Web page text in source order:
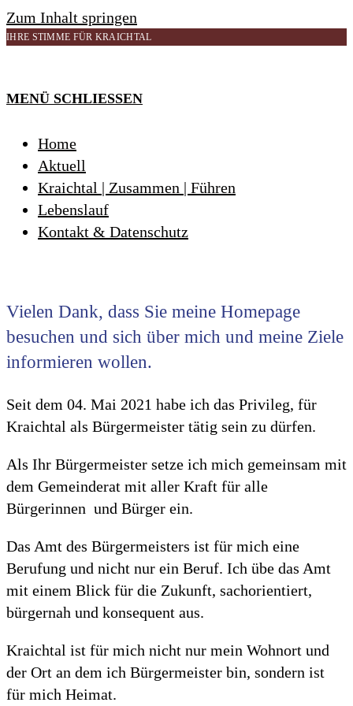
Zum Inhalt springen
IHRE STIMME FÜR KRAICHTAL
MENÜ SCHLIESSEN
Home
Aktuell
Kraichtal | Zusammen | Führen
Lebenslauf
Kontakt & Datenschutz
Vielen Dank, dass Sie meine Homepage
besuchen und sich über mich und meine Ziele
informieren wollen.
Seit dem 04. Mai 2021 habe ich das Privileg, für
Kraichtal als Bürgermeister tätig sein zu dürfen.
Als Ihr Bürgermeister setze ich mich gemeinsam mit
dem Gemeinderat mit aller Kraft für alle
Bürgerinnen und Bürger ein.
Das Amt des Bürgermeisters ist für mich eine
Berufung und nicht nur ein Beruf. Ich übe das Amt
mit einem Blick für die Zukunft, sachorientiert,
bürgernah und konsequent aus.
Kraichtal ist für mich nicht nur mein Wohnort und
der Ort an dem ich Bürgermeister bin, sondern ist
für mich Heimat.